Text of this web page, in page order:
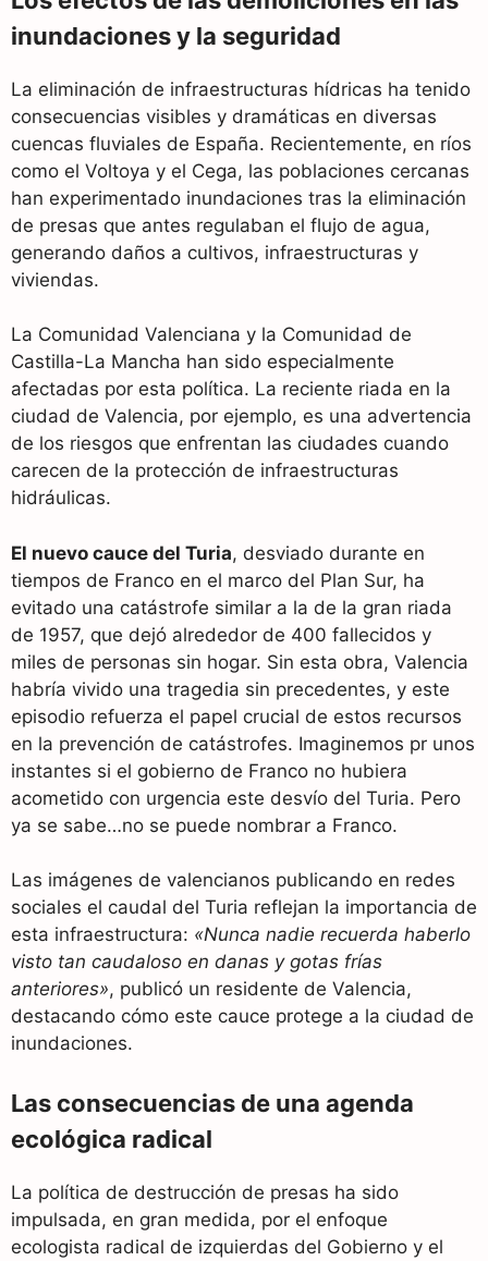
inundaciones y la seguridad
La eliminación de infraestructuras hídricas ha tenido
consecuencias visibles y dramáticas en diversas
cuencas fluviales de España. Recientemente, en ríos
como el Voltoya y el Cega, las poblaciones cercanas
han experimentado inundaciones tras la eliminación
de presas que antes regulaban el flujo de agua,
generando daños a cultivos, infraestructuras y
viviendas.
La Comunidad Valenciana y la Comunidad de
Castilla-La Mancha han sido especialmente
afectadas por esta política. La reciente riada en la
ciudad de Valencia, por ejemplo, es una advertencia
de los riesgos que enfrentan las ciudades cuando
carecen de la protección de infraestructuras
hidráulicas.
El nuevo cauce del Turia, desviado durante en
tiempos de Franco en el marco del Plan Sur, ha
evitado una catástrofe similar a la de la gran riada
de 1957, que dejó alrededor de 400 fallecidos y
miles de personas sin hogar. Sin esta obra, Valencia
habría vivido una tragedia sin precedentes, y este
episodio refuerza el papel crucial de estos recursos
en la prevención de catástrofes. Imaginemos pr unos
instantes si el gobierno de Franco no hubiera
acometido con urgencia este desvío del Turia. Pero
ya se sabe…no se puede nombrar a Franco.
Las imágenes de valencianos publicando en redes
sociales el caudal del Turia reflejan la importancia de
esta infraestructura: «Nunca nadie recuerda haberlo
visto tan caudaloso en danas y gotas frías
anteriores», publicó un residente de Valencia,
destacando cómo este cauce protege a la ciudad de
inundaciones.
Las consecuencias de una agenda
ecológica radical
La política de destrucción de presas ha sido
impulsada, en gran medida, por el enfoque
ecologista radical de izquierdas del Gobierno y el